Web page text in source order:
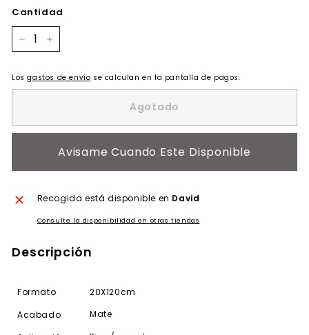
Cantidad
Losgastos de envío se calculan en la pantalla de pagos.
Agotado
Avisame Cuando Este Disponible
Recogida está disponible en David
Consulte la disponibilidad en otras tiendas
Descripción
Formato
20X120cm
Acabado
Mate